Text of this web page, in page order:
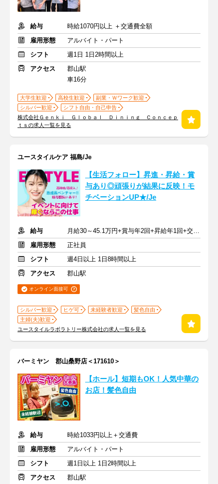
給与
時給1070円以上 ＋交通費全額
雇用形態
アルバイト・パート
シフト
週1日 1日2時間以上
アクセス
郡山駅
車16分
大学生歓迎 高校生歓迎
副業・Ｗワーク歓迎
シルバー歓迎
シフト自由・自己申告
株式会社Ｇｅｎｋｉ Ｇｌｏｂａｌ Ｄｉｎｉｎｇ Ｃｏｎｃｅｐ
ｔｓの求人一覧を見る
ユースタイルケア 福島/Je
【生活フォロー】昇進・昇給・賞
与あり◎頑張りが結果に反映！モ
チベーションUP★/Je
給与
月給30～45.1万円+賞与年2回+昇給年1回+交通費全額
雇用形態
正社員
シフト
週4日以上 1日8時間以上
アクセス
郡山駅
オンライン面接可
シルバー歓迎 ヒゲ可 未経験者歓迎
髪色自由
主婦(夫)歓迎
ユースタイルラボラトリー株式会社の求人一覧を見る
バーミヤン 郡山桑野店＜171610＞
【ホール】短期もOK！人気中華の
お店！髪色自由
給与
時給1033円以上＋交通費
雇用形態
アルバイト・パート
シフト
週1日以上 1日2時間以上
アクセス
郡山駅